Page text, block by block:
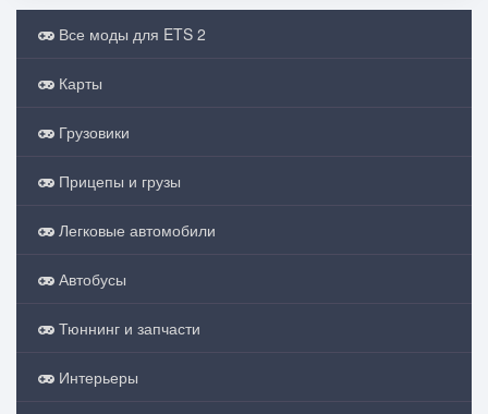
Все моды для ETS 2
Карты
Грузовики
Прицепы и грузы
Легковые автомобили
Автобусы
Тюннинг и запчасти
Интерьеры